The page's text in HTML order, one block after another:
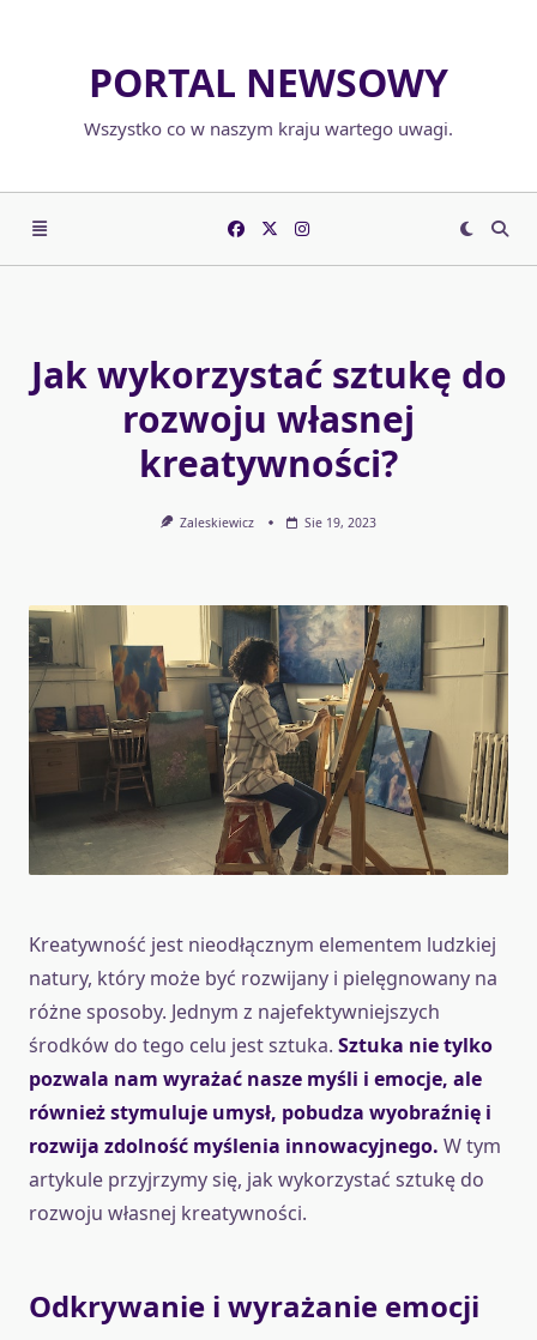
PORTAL NEWSOWY
Wszystko co w naszym kraju wartego uwagi.
Jak wykorzystać sztukę do
rozwoju własnej
kreatywności?
Zaleskiewicz Sie 19, 2023
Kreatywność jest nieodłącznym elementem ludzkiej
natury, który może być rozwijany i pielęgnowany na
różne sposoby. Jednym z najefektywniejszych
środków do tego celu jest sztuka. Sztuka nie tylko
pozwala nam wyrażać nasze myśli i emocje, ale
również stymuluje umysł, pobudza wyobraźnię i
rozwija zdolność myślenia innowacyjnego. W tym
artykule przyjrzymy się, jak wykorzystać sztukę do
rozwoju własnej kreatywności.
Odkrywanie i wyrażanie emocji